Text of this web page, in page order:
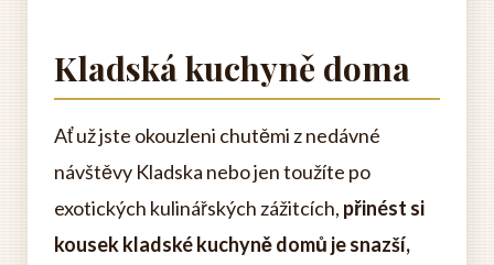
Kladská kuchyně doma
Ať už jste okouzleni chutěmi z nedávné
návštěvy Kladska nebo jen toužíte po
exotických kulinářských zážitcích, přinést si
kousek kladské kuchyně domů je snazší,